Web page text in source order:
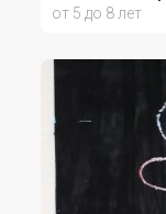
от 5 до 8 лет